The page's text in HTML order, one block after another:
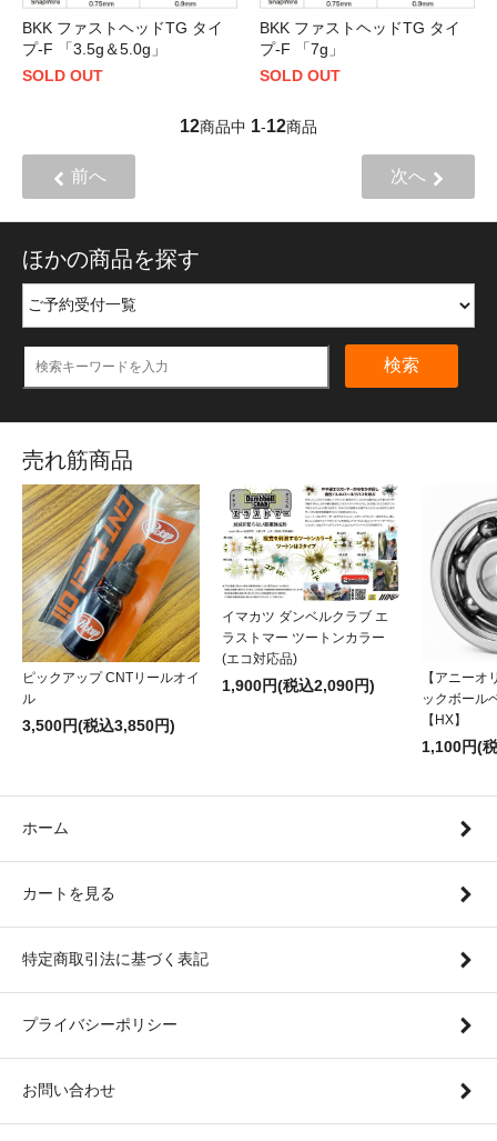
BKK ファストヘッドTG タイ
プ-F 「3.5g＆5.0g」
SOLD OUT
BKK ファストヘッドTG タイ
プ-F 「7g」
SOLD OUT
12商品中 1-12商品
前へ 次へ
ほかの商品を探す
検索
売れ筋商品
ピックアップ CNTリールオイ
ル
3,500円(税込3,850円)
イマカツ ダンベルクラブ エ
ラストマー ツートンカラー
(エコ対応品)
1,900円(税込2,090円)
【アニーオ
ックボール
【HX】
1,100円(
ホーム
カートを見る
特定商取引法に基づく表記
プライバシーポリシー
お問い合わせ